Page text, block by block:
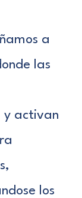
a
las
y activan
los